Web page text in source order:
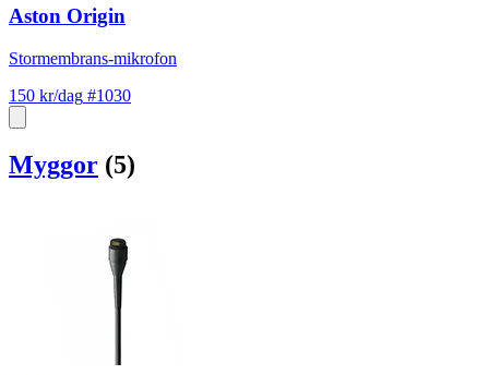
Aston Origin
Stormembrans-mikrofon
150 kr/dag #1030
Myggor (5)